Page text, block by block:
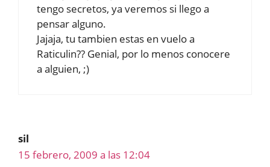
tengo secretos, ya veremos si llego a
pensar alguno.
Jajaja, tu tambien estas en vuelo a
Raticulin?? Genial, por lo menos conocere
a alguien, ;)
sil
15 febrero, 2009 a las 12:04